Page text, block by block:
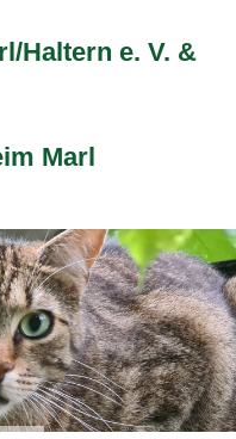
Haltern e. V. &
Marl